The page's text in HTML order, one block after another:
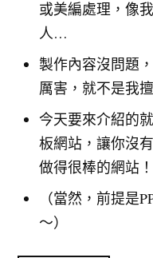
或美編處理，像
人…
製作內容沒問題
厲害，就不是我
今天要來介紹的
板網站，讓你沒
做得很棒的網站！
（當然，前提是
～）